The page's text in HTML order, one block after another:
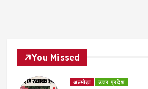
You Missed
अल्मोड़ा उत्तर प्रदेश